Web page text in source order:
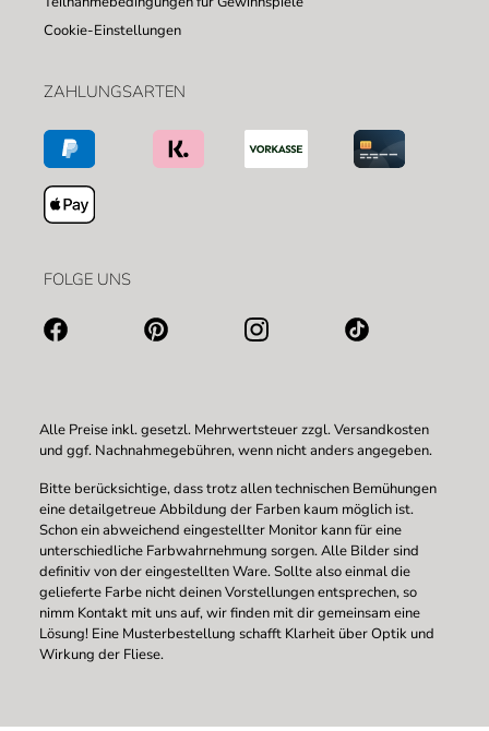
Cookie-Einstellungen
ZAHLUNGSARTEN
FOLGE UNS
Alle Preise inkl. gesetzl. Mehrwertsteuer zzgl.Versandkosten
und ggf. Nachnahmegebühren, wenn nicht anders angegeben.
Bitte berücksichtige, dass trotz allen technischen Bemühungen
eine detailgetreue Abbildung der Farben kaum möglich ist.
Schon ein abweichend eingestellter Monitor kann für eine
unterschiedliche Farbwahrnehmung sorgen. Alle Bilder sind
definitiv von der eingestellten Ware. Sollte also einmal die
gelieferte Farbe nicht deinen Vorstellungen entsprechen, so
nimm Kontakt mit uns auf, wir finden mit dir gemeinsam eine
Lösung! Eine Musterbestellung schafft Klarheit über Optik und
Wirkung der Fliese.